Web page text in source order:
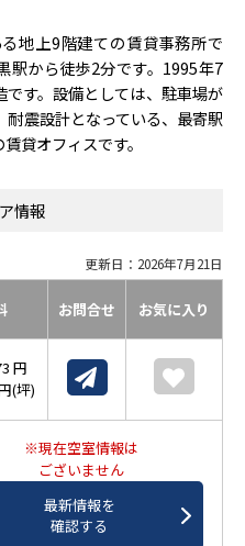
地上9階建ての賃貸事務所で
駅から徒歩2分です。1995年7
す。設備としては、駐車場が
震設計となっている、最寄駅
貸オフィスです。
情報
更新日：2026年7月21日
お問合せ お気に入り
円
(坪)
※現在空室情報は
ございません
最新情報を
確認する